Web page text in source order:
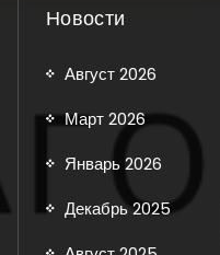
Новости
Август 2026
Март 2026
Январь 2026
Декабрь 2025